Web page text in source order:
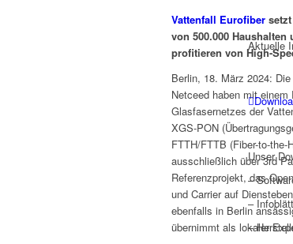
Aktuelle
Unser
–
–
–
Vattenfall Eurofiber
von 500.000
profitieren von High-
Berlin, 18. März 2024:
Netceed haben mit
Glasfasernetzes der
XGS-PON
FTTH/FTTB (Fiber-to-
ausschließlich über 3rd
Referenzprojekt, das
und Carrier auf
ebenfalls in Berlin
übernimmt als lokaler